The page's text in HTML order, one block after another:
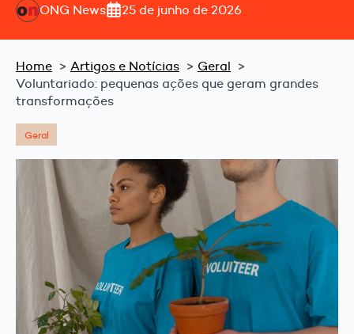
ONG News 25 de junho de 2026
Home Artigos e Notícias
Geral
Voluntariado: pequenas ações que geram grandes
transformações
Geral